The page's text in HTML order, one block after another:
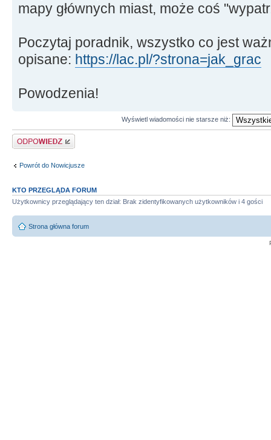
mapy głównych miast, może coś
Poczytaj poradnik, wszystko co jest
opisane: https://lac.pl/?strona=jak_grac
Powodzenia!
Wyświetl wiadomości nie starsze niż:
Odpowiedz
Powrót do Nowicjusze
KTO PRZEGLĄDA FORUM
Użytkownicy przeglądający ten dział: Brak zidentyfikowanych użytkowników i 4 gości
Strona główna forum